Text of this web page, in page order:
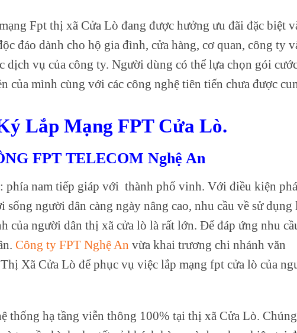
Fpt thị xã Cửa Lò đang được hưởng ưu đãi đặc biệt
đáo dành cho hộ gia đình, cửa hàng, cơ quan, công ty
dịch vụ của công ty. Người dùng có thể lựa chọn gói
của mình cùng với các công nghệ tiên tiến chưa được
Lắp Mạng FPT Cửa Lò.
FPT TELECOM Nghệ An
phía nam tiếp giáp với thành phố vinh. Với điều kiện
người dân càng ngày nâng cao, nhu cầu về sử dụng
của người dân thị xã cửa lò là rất lớn. Để đáp ứng nhu
Công ty FPT Nghệ An vừa khai trương chi nhánh văn
Xã Cửa Lò để phục vụ việc lắp mạng fpt cửa lò của
thống hạ tầng viễn thông 100% tại thị xã Cửa Lò. Chúng